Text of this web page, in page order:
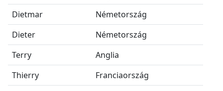
Dietmar
Németország
Dieter
Németország
Terry
Anglia
Thierry
Franciaország